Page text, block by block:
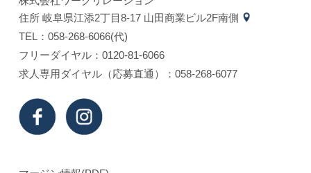
住所 岐⾩県江添2丁⽬8-17 ⼭⽥商業ビル2F南側
TEL：058-268-6066(代)
フリーダイヤル：0120-81-6066
求⼈専⽤ダイヤル（応募直通）：058-268-6077